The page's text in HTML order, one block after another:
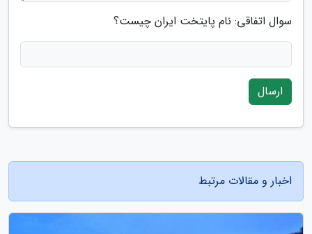
سوال اتفاقی: نام پایتخت ایران چیست؟
ارسال
اخبار و مقالات مرتبط